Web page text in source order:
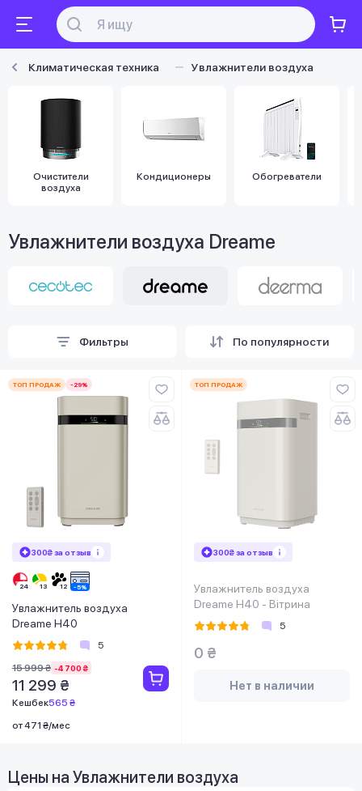
Климатическая техника Увлажнители воздуха
Очистители
воздуха
Кондиционеры Обогреватели
Увлажнители воздуха Dreame
Фильтры По популярности
ТОП ПРОДАЖ -29%
300₴ за отзыв
Увлажнитель воздуха
Dreame H40
5
15 999 ₴ -4 700 ₴
11 299 ₴
Кешбек565 ₴
от 471 ₴/мес
ТОП ПРОДАЖ
300₴ за отзыв
Увлажнитель воздуха
Dreame H40 - Вітрина
5
0 ₴
Нет в наличии
Цены на Увлажнители воздуха